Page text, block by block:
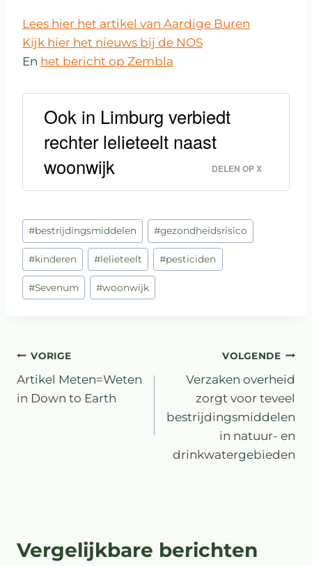
Lees hier het artikel van Aardige Buren
Kijk hier het nieuws bij de NOS
En het bericht op Zembla
Ook in Limburg verbiedt
rechter lelieteelt naast
woonwijk
DELEN OP X
#bestrijdingsmiddelen #gezondheidsrisico
#kinderen #lelieteelt #pesticiden
#Sevenum #woonwijk
VORIGE
Artikel Meten=Weten
in Down to Earth
VOLGENDE
Verzaken overheid
zorgt voor teveel
bestrijdingsmiddelen
in natuur- en
drinkwatergebieden
Vergelijkbare berichten